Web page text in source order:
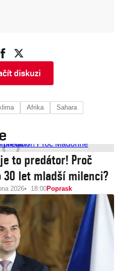
diskuzi
klima Afrika Sahara
to predátor! Proč
30 let mladší milenci?
2026 18:00Poprask